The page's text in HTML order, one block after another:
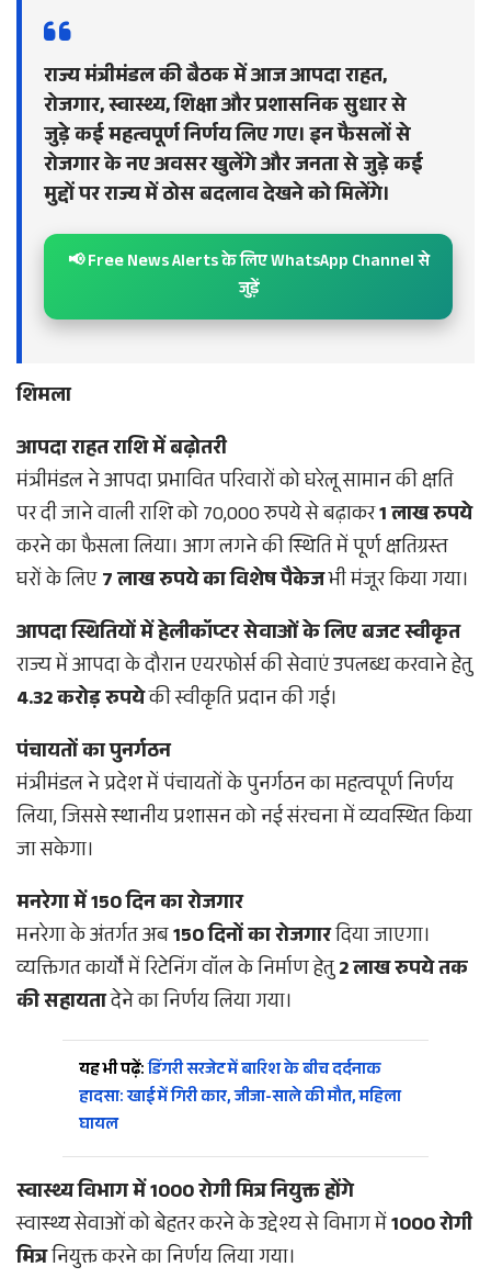
राज्य मंत्रीमंडल की बैठक में आज आपदा राहत,
रोजगार, स्वास्थ्य, शिक्षा और प्रशासनिक सुधार से
जुड़े कई महत्वपूर्ण निर्णय लिए गए। इन फैसलों से
रोजगार के नए अवसर खुलेंगे और जनता से जुड़े कई
मुद्दों पर राज्य में ठोस बदलाव देखने को मिलेंगे।
📢 Free News Alerts के लिए WhatsApp Channel से
जुड़ें
शिमला
आपदा राहत राशि में बढ़ोतरी
मंत्रीमंडल ने आपदा प्रभावित परिवारों को घरेलू सामान की क्षति
पर दी जाने वाली राशि को 70,000 रुपये से बढ़ाकर1 लाख रुपये
करने का फैसला लिया। आग लगने की स्थिति में पूर्ण क्षतिग्रस्त
घरों के लिए7 लाख रुपये का विशेष पैकेजभी मंजूर किया गया।
आपदा स्थितियों में हेलीकॉप्टर सेवाओं के लिए बजट स्वीकृत
राज्य में आपदा के दौरान एयरफोर्स की सेवाएं उपलब्ध करवाने हेतु
4.32 करोड़ रुपयेकी स्वीकृति प्रदान की गई।
पंचायतों का पुनर्गठन
मंत्रीमंडल ने प्रदेश में पंचायतों के पुनर्गठन का महत्वपूर्ण निर्णय
लिया, जिससे स्थानीय प्रशासन को नई संरचना में व्यवस्थित किया
जा सकेगा।
मनरेगा में 150 दिन का रोजगार
मनरेगा के अंतर्गत अब150 दिनों का रोजगारदिया जाएगा।
व्यक्तिगत कार्यों में रिटेनिंग वॉल के निर्माण हेतु2 लाख रुपये तक
की सहायतादेने का निर्णय लिया गया।
यह भी पढ़ें:डिंगरी सरजेट में बारिश के बीच दर्दनाक
हादसा: खाई में गिरी कार, जीजा-साले की मौत, महिला
घायल
स्वास्थ्य विभाग में 1000 रोगी मित्र नियुक्त होंगे
स्वास्थ्य सेवाओं को बेहतर करने के उद्देश्य से विभाग में1000 रोगी
मित्रनियुक्त करने का निर्णय लिया गया।